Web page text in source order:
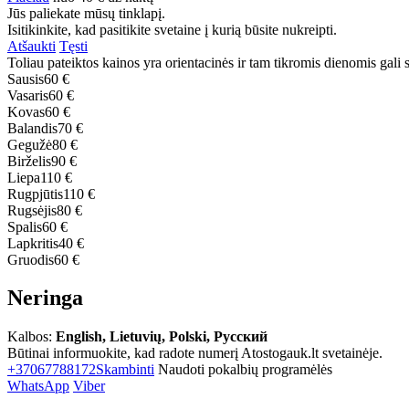
Jūs paliekate mūsų tinklapį.
Isitikinkite, kad pasitikite svetaine į kurią būsite nukreipti.
Atšaukti Tęsti
Toliau pateiktos kainos yra orientacinės ir tam tikromis dienomis gali
Sausis60 €
Vasaris60 €
Kovas60 €
Balandis70 €
Gegužė80 €
Birželis90 €
Liepa110 €
Rugpjūtis110 €
Rugsėjis80 €
Spalis60 €
Lapkritis40 €
Gruodis60 €
Neringa
Kalbos: English, Lietuvių, Polski, Русский
Būtinai informuokite, kad radote numerį Atostogauk.lt svetainėje.
+37067788172Skambinti Naudoti pokalbių programėlės
WhatsApp Viber